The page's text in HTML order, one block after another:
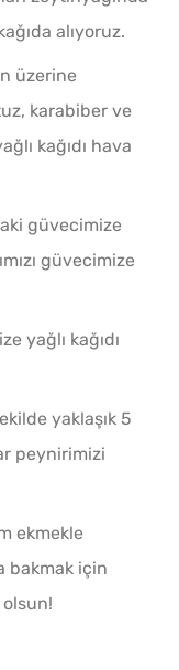
alıyoruz.
üzerine
karabiber ve
kağıdı hava
güvecimize
güvecimize
yağlı kağıdı
yaklaşık 5
peynirimizi
ekmekle
bakmak için